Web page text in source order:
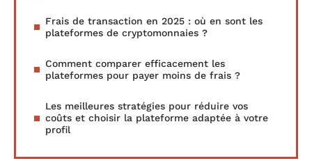
Frais de transaction en 2025 : où en sont les
plateformes de cryptomonnaies ?
Comment comparer efficacement les
plateformes pour payer moins de frais ?
Les meilleures stratégies pour réduire vos
coûts et choisir la plateforme adaptée à votre
profil